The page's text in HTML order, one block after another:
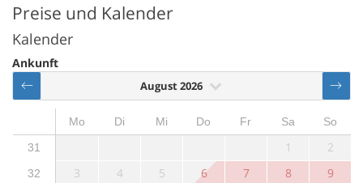
Preise und Kalender
Kalender
Ankunft
August 2026
Mo Di Mi Do Fr Sa
So
31
1 2
32 3 4 5 6 7 8 9